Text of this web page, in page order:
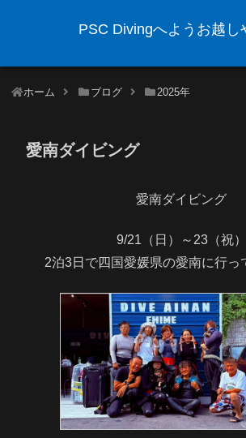
PSC Divingへようお越し
ホーム ブログ 2025年
愛南ダイビング
愛南ダイビング
9/21（日）～23（祝）
2泊3日で四国愛媛県の愛南に行っ